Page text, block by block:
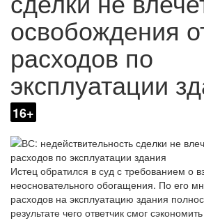
освобождения
расходов по
эксплуатации
16+
Истец обратился в суд с требованием о
неосновательного обогащения. По его
расходов на эксплуатацию здания
результате чего ответчик смог